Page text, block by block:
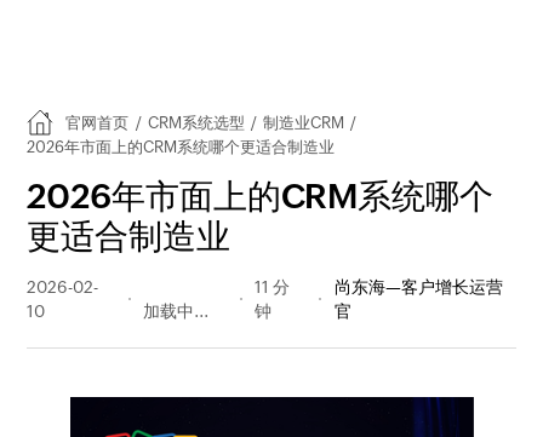
官网首页 / CRM系统选型 / 制造业CRM /
2026年市面上的CRM系统哪个更适合制造业
2026年市面上的CRM系统哪个
更适合制造业
2026-02-
10
量
11 分
钟
尚东海—客户增长运营
官